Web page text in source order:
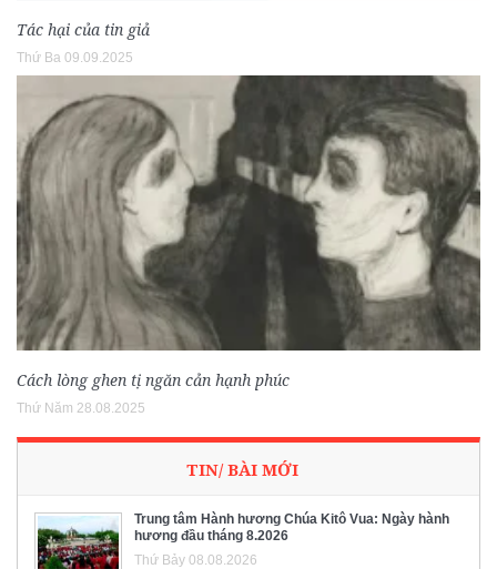
Tác hại của tin giả
Thứ Ba 09.09.2025
Cách lòng ghen tị ngăn cản hạnh phúc
Thứ Năm 28.08.2025
TIN/ BÀI MỚI
Trung tâm Hành hương Chúa Kitô Vua: Ngày hành
hương đầu tháng 8.2026
Thứ Bảy 08.08.2026